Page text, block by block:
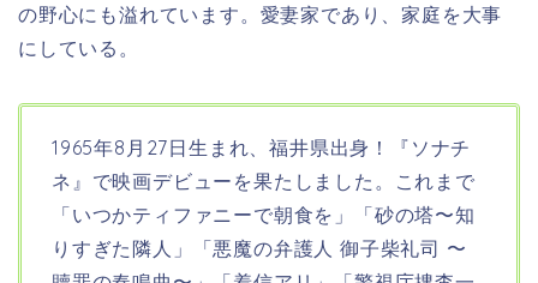
の野心にも溢れています。 愛妻家であり、家庭を大事
にしている。
1965年8月27日生まれ、福井県出身！ 『 ソナチ
ネ 』で映画デビューを果たしました。これまで
「いつかティファニーで朝食を」「砂の塔〜知
りすぎた隣人」「悪魔の弁護人 御子柴礼司 〜